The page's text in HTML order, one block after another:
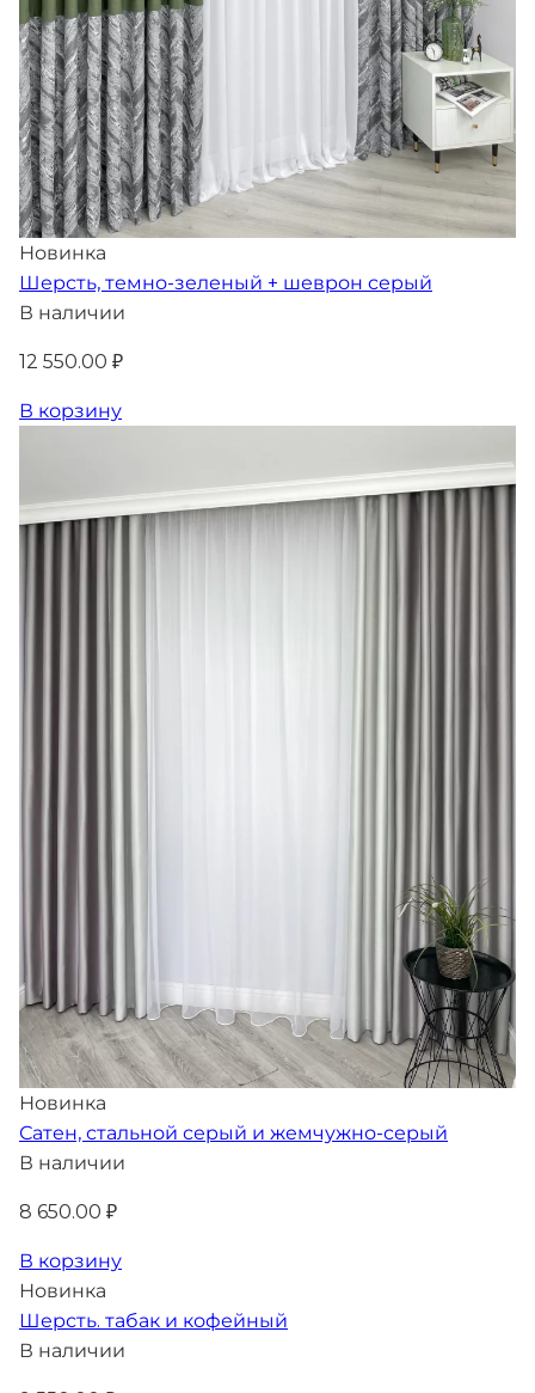
Новинка
Шерсть, темно-зеленый + шеврон серый
В наличии
12 550.00 ₽
В корзину
Новинка
Сатен, стальной серый и жемчужно-серый
В наличии
8 650.00 ₽
В корзину
Новинка
Шерсть. табак и кофейный
В наличии